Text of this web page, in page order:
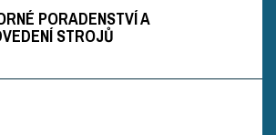
PORADENSTVÍ A
STROJŮ